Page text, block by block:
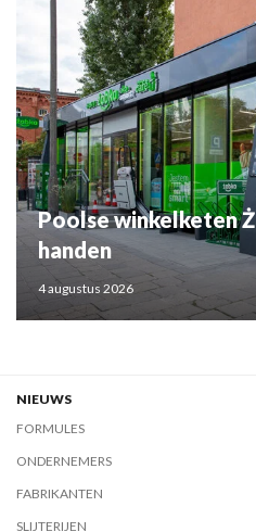
Poolse winkelketen
handen
4 augustus 2026
NIEUWS
FORMULES
ONDERNEMERS
FABRIKANTEN
SLIJTERIJEN